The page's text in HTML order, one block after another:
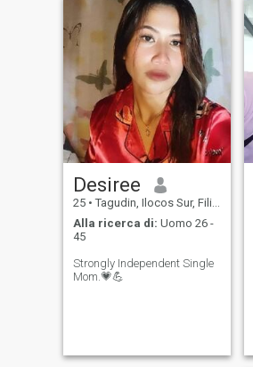
Desiree
25 • Tagudin, Ilocos Sur, Filippine
Alla ricerca di: Uomo 26 -
45
Strongly Independent Single
Mom.💗💪